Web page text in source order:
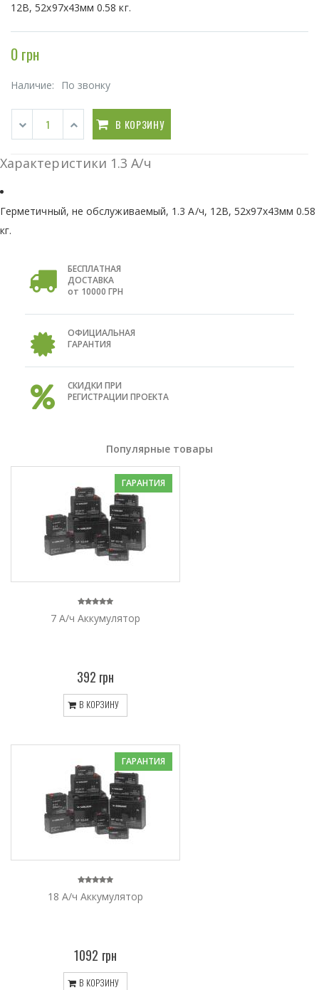
12В, 52х97х43мм 0.58 кг.
0 грн
Наличие: По звонку
В КОРЗИНУ
Характеристики 1.3 А/ч
Герметичный, не обслуживаемый, 1.3 А/ч, 12В, 52х97х43мм 0.58
кг.
БЕСПЛАТНАЯ
ДОСТАВКА
от 10000 ГРН
ОФИЦИАЛЬНАЯ
ГАРАНТИЯ
СКИДКИ ПРИ
РЕГИСТРАЦИИ ПРОЕКТА
Популярные товары
ГАРАНТИЯ
7 А/ч Аккумулятор
392 грн
В КОРЗИНУ
ГАРАНТИЯ
18 А/ч Аккумулятор
1092 грн
В КОРЗИНУ